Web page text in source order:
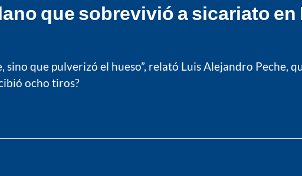
que sobrevivió a sicariato
sino que pulverizó el hueso”, relató Luis Alejandro Peche,
ocho tiros?